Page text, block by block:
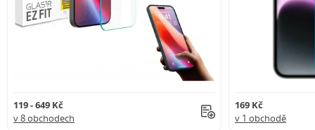
119 - 649 Kč
v 8 obchodech
169 Kč
v 1 obchodě